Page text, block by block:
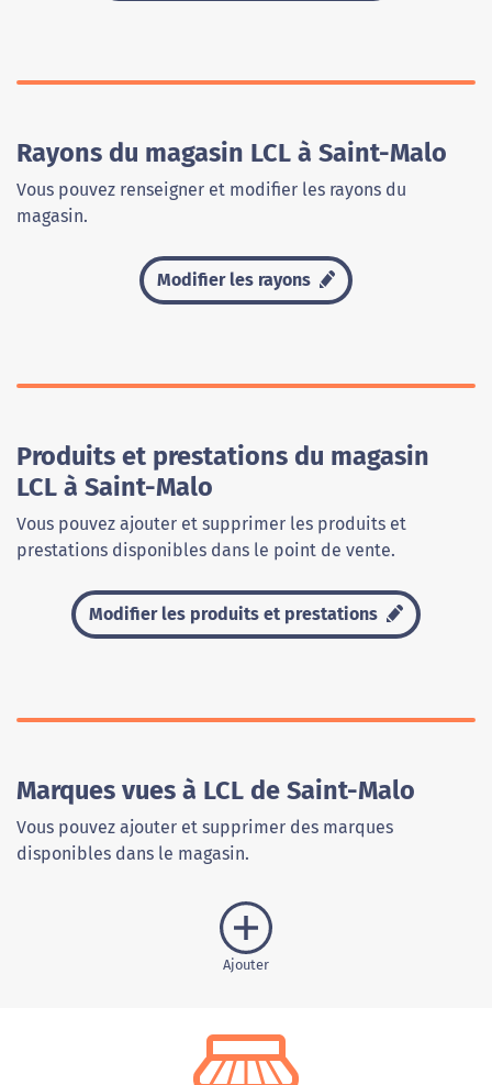
Rayons du magasin LCL à Saint-Malo
Vous pouvez renseigner et modifier les rayons du
magasin.
Modifier les rayons
Produits et prestations du magasin
LCL à Saint-Malo
Vous pouvez ajouter et supprimer les produits et
prestations disponibles dans le point de vente.
Modifier les produits et prestations
Marques vues à LCL de Saint-Malo
Vous pouvez ajouter et supprimer des marques
disponibles dans le magasin.
Ajouter